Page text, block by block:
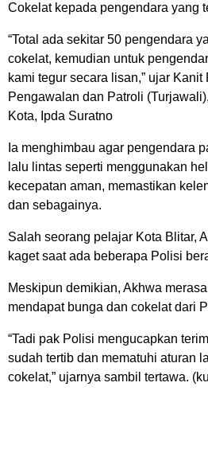
Cokelat kepada pengendara yang
“Total ada sekitar 50 pengendara
cokelat, kemudian untuk
kami tegur secara lisan,” ujar
Pengawalan dan Patroli
Kota, Ipda Suratno
Ia menghimbau agar pengendara
lalu lintas seperti menggunakan
kecepatan aman, memastikan
dan sebagainya.
Salah seorang pelajar Kota Blitar,
kaget saat ada beberapa Polisi
Meskipun demikian, Akhwa
mendapat bunga dan cokelat dari
“Tadi pak Polisi mengucapkan
sudah tertib dan mematuhi aturan
cokelat,” ujarnya sambil tertawa.